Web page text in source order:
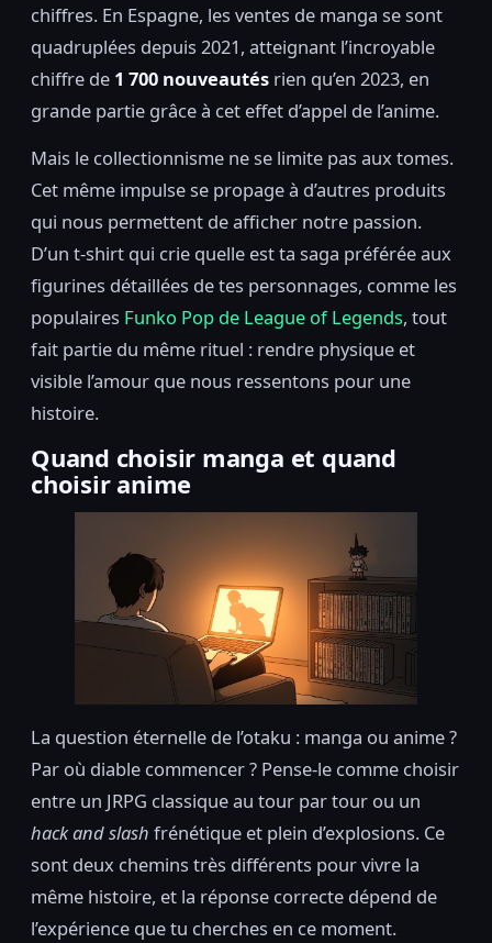
chiffres. En Espagne, les ventes de manga se sont
quadruplées depuis 2021, atteignant l’incroyable
chiffre de 1 700 nouveautés rien qu’en 2023, en
grande partie grâce à cet effet d’appel de l’anime.
Mais le collectionnisme ne se limite pas aux tomes.
Cet même impulse se propage à d’autres produits
qui nous permettent de afficher notre passion.
D’un t-shirt qui crie quelle est ta saga préférée aux
figurines détaillées de tes personnages, comme les
populaires Funko Pop de League of Legends, tout
fait partie du même rituel : rendre physique et
visible l’amour que nous ressentons pour une
histoire.
Quand choisir manga et quand
choisir anime
La question éternelle de l’otaku : manga ou anime ?
Par où diable commencer ? Pense-le comme choisir
entre un JRPG classique au tour par tour ou un
hack and slash frénétique et plein d’explosions. Ce
sont deux chemins très différents pour vivre la
même histoire, et la réponse correcte dépend de
l’expérience que tu cherches en ce moment.